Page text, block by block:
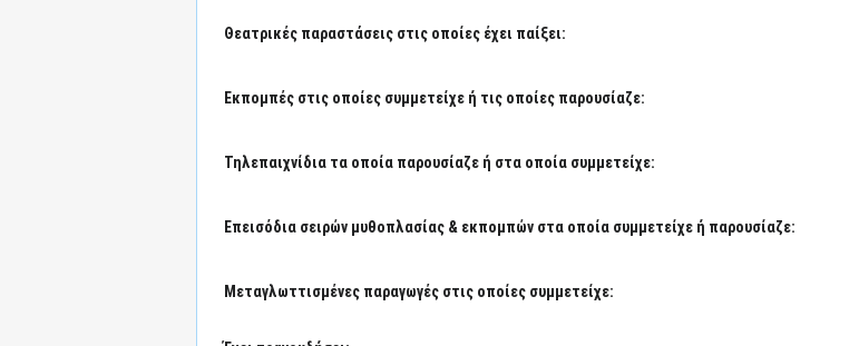
Θεατρικές παραστάσεις στις οποίες έχει παίξει:
Εκπομπές στις οποίες συμμετείχε ή τις οποίες παρουσίαζε:
Τηλεπαιχνίδια τα οποία παρουσίαζε ή στα οποία συμμετείχε:
Επεισόδια σειρών μυθοπλασίας & εκπομπών στα οποία συμμετείχε ή παρουσίαζε:
Μεταγλωττισμένες παραγωγές στις οποίες συμμετείχε: